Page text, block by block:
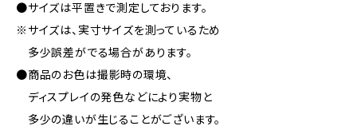
●サイズは平置きで測定しております。
※サイズは、実寸サイズを測っているため
多少誤差がでる場合があります。
●商品のお色は撮影時の環境、
ディスプレイの発色などにより実物と
多少の違いが生じることがございます。